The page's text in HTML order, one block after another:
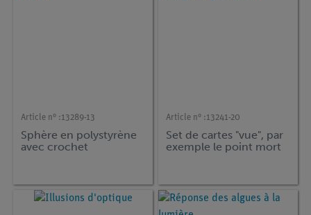
Article n° :13289-13
Sphère en polystyrène
avec crochet
Article n° :13241-20
Set de cartes "vue", par
exemple le point mort